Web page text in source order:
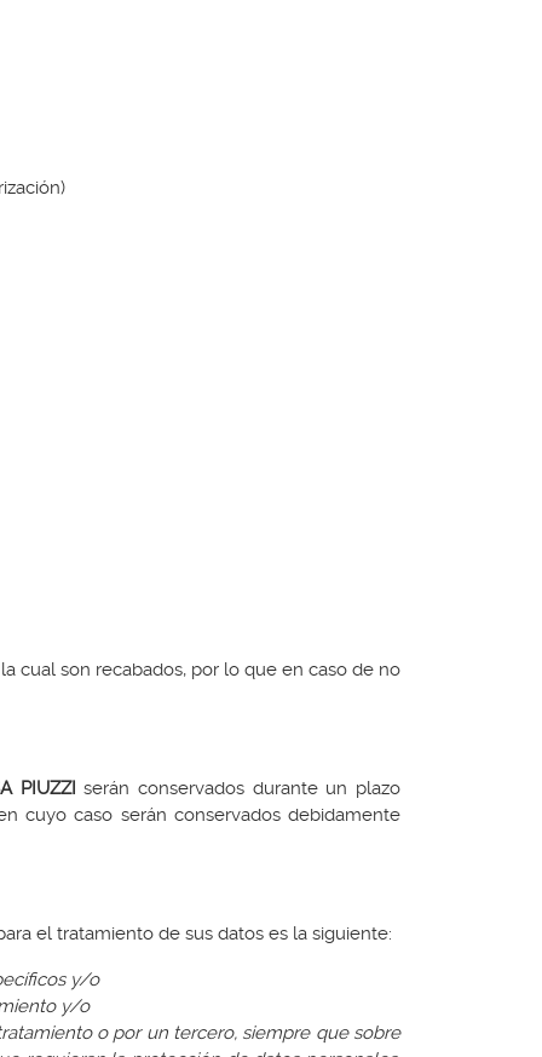
cual son recabados, por lo que en caso de no
PIUZZI serán conservados durante un plazo
cuyo caso serán conservados debidamente
el tratamiento de sus datos es la siguiente:
y/o
y/o
o por un tercero, siempre que sobre